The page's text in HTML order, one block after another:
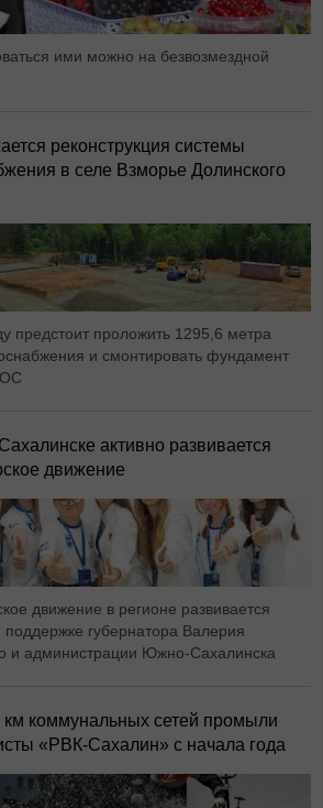
ими можно на безвозмездной
реконструкция системы
в селе Взморье Долинского
предстоит проложить 1295,6 метра
и смонтировать фундамент
активно развивается
движение
движение в регионе развивается
поддержке губернатора Валерия
и администрации Южно-Сахалинска
км коммунальных сетей промыли
«РВК‑Сахалин» с начала года